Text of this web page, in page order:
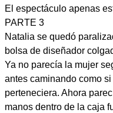
El espectáculo apenas
PARTE 3
Natalia se quedó
bolsa de diseñador
Ya no parecía la mujer
antes caminando como
perteneciera. Ahora
manos dentro de la caja